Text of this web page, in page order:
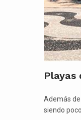
Playas
Además
siendo